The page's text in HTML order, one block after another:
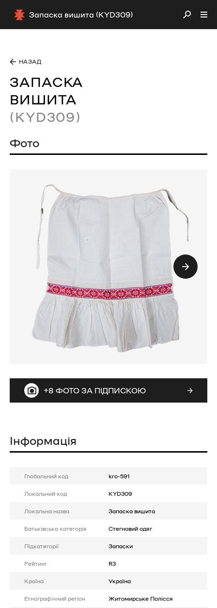
Запаска вишита (KYD309)
НАЗАД
ЗАПАСКА
ВИШИТА
(KYD309)
Фото
+8 ФОТО ЗА ПІДПИСКОЮ
Інформація
Глобальний код kro-591
Локальний код KYD309
Локальна назва Запаска вишита
Батькiвська категорія Стегновий одяг
Підкатегорії Запаски
Рейтинг R3
Країна Україна
Етнографічний регіон Житомирське Полісся